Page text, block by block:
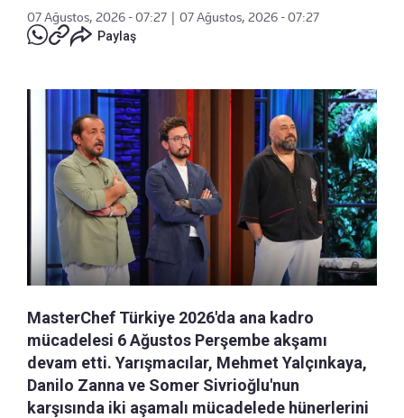
07 Ağustos, 2026 - 07:27
07 Ağustos, 2026 - 07:27
Paylaş
MasterChef Türkiye 2026'da ana kadro
mücadelesi 6 Ağustos Perşembe akşamı
devam etti. Yarışmacılar, Mehmet Yalçınkaya,
Danilo Zanna ve Somer Sivrioğlu'nun
karşısında iki aşamalı mücadelede hünerlerini